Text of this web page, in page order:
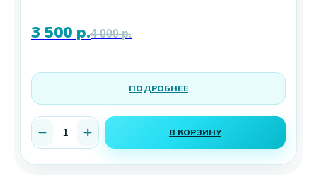
3 500 р.4 000 р.
ПОДРОБНЕЕ
В КОРЗИНУ